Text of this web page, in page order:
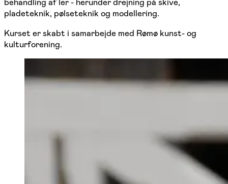
pladeteknik, pølseteknik og modellering.
Kurset er skabt i samarbejde med Rømø kunst- og
kulturforening.